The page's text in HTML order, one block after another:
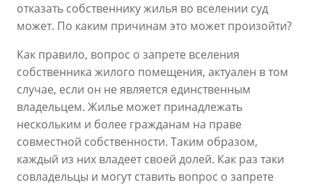
отказать собственнику жилья во вселении суд
может. По каким причинам это может произойти?
Как правило, вопрос о запрете вселения
собственника жилого помещения, актуален в том
случае, если он не является единственным
владельцем. Жилье может принадлежать
нескольким и более гражданам на праве
совместной собственности. Таким образом,
каждый из них владеет своей долей. Как раз таки
совладельцы и могут ставить вопрос о запрете